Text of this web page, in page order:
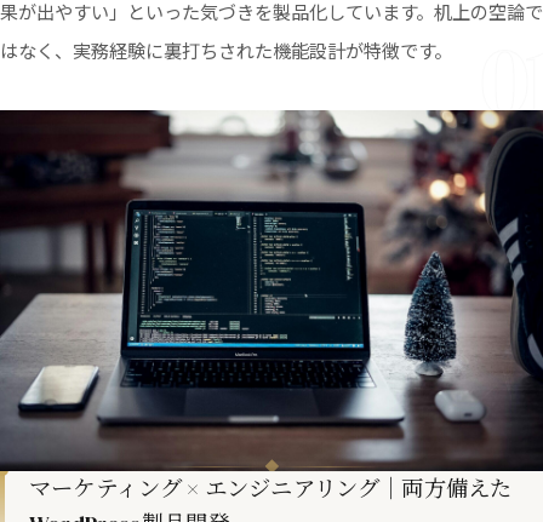
果が出やすい」といった気づきを製品化しています。机上の空論で
はなく、実務経験に裏打ちされた機能設計が特徴です。
マーケティング × エンジニアリング｜両方備えた